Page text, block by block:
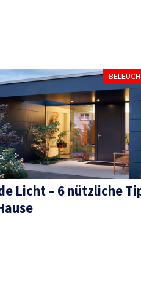
Licht – 6 nützliche